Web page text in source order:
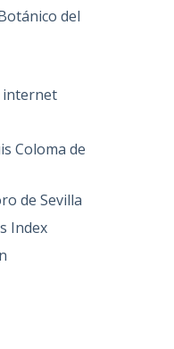
del
internet
Coloma de
de Sevilla
Index